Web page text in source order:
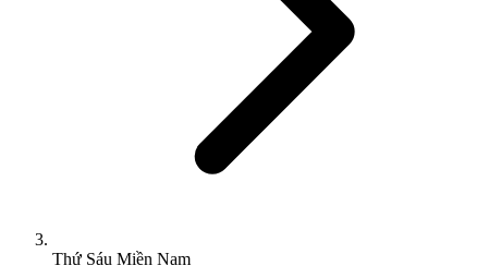
Thứ Sáu Miền Nam